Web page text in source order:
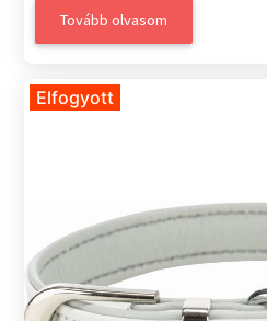
Tovább olvasom
Elfogyott